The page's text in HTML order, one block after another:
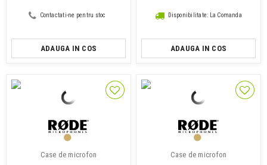
Contactati-ne pentru stoc
ADAUGA IN COS
Disponibilitate: La Comanda
ADAUGA IN COS
Case de microfon Case de microfon